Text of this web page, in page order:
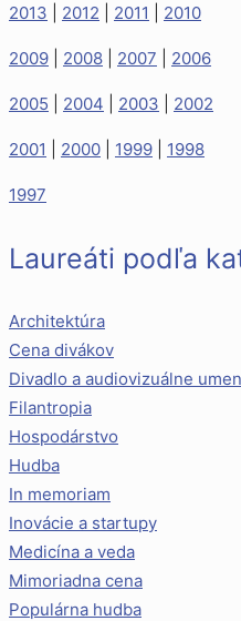
2013 2012 2011 2010
2009 2008 2007 2006
2005 2004 2003 2002
2001 2000 1999 1998
1997
Laureáti podľa
Architektúra
Cena divákov
Divadlo a audiovizuálne
Filantropia
Hospodárstvo
Hudba
In memoriam
Inovácie a startupy
Medicína a veda
Mimoriadna cena
Populárna hudba